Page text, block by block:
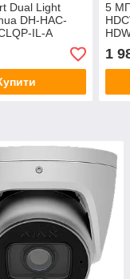
Dual Light
DH-HAC-
IL-A
5
1